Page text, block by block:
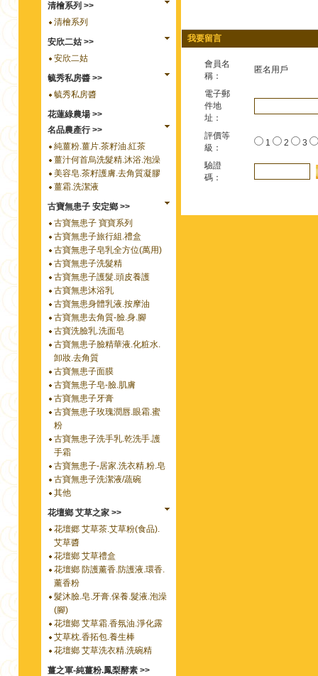
清檜系列 >>
清檜系列
安欣二姑 >>
安欣二姑
毓秀私房醬 >>
毓秀私房醬
花蓮綠農場 >>
名品農產行 >>
純薑粉.薑片.茶籽油.紅茶
薑汁何首烏洗髮精.沐浴.泡澡
美容皂.茶籽護膚.去角質凝膠
薑霜.洗潔液
古寶無患子 安定鄉 >>
古寶無患子 寶寶系列
古寶無患子旅行組.禮盒
古寶無患子皂乳全方位(萬用)
古寶無患子洗髮精
古寶無患子護髮.頭皮養護
古寶無患沐浴乳
古寶無患身體乳液.按摩油
古寶無患去角質-臉.身.腳
古寶洗臉乳.洗面皂
古寶無患子臉精華液.化粧水.
卸妝.去角質
古寶無患子面膜
古寶無患子皂-臉.肌膚
古寶無患子牙膏
古寶無患子玫瑰潤唇.眼霜.蜜
粉
古寶無患子洗手乳.乾洗手.護
手霜
古寶無患子-居家.洗衣精.粉.皂
古寶無患子洗潔液/蔬碗
其他
花壇鄉 艾草之家 >>
花壇郷 艾草茶.艾草粉(食品).
艾草醬
花壇鄉 艾草禮盒
花壇鄉 防護薰香.防護液.環香.
薰香粉
髮沐臉.皂.牙膏.保養.髮液.泡澡
(腳)
花壇鄉 艾草霜.香氛油.淨化露
艾草枕.香拓包.養生棒
花壇鄉 艾草洗衣精.洗碗精
薑之軍-純薑粉.鳳梨酵素 >>
我要留言
會員名
稱：
匿名用戶
電子郵
件地
址：
評價等
級：
1 2 3
驗證
碼：